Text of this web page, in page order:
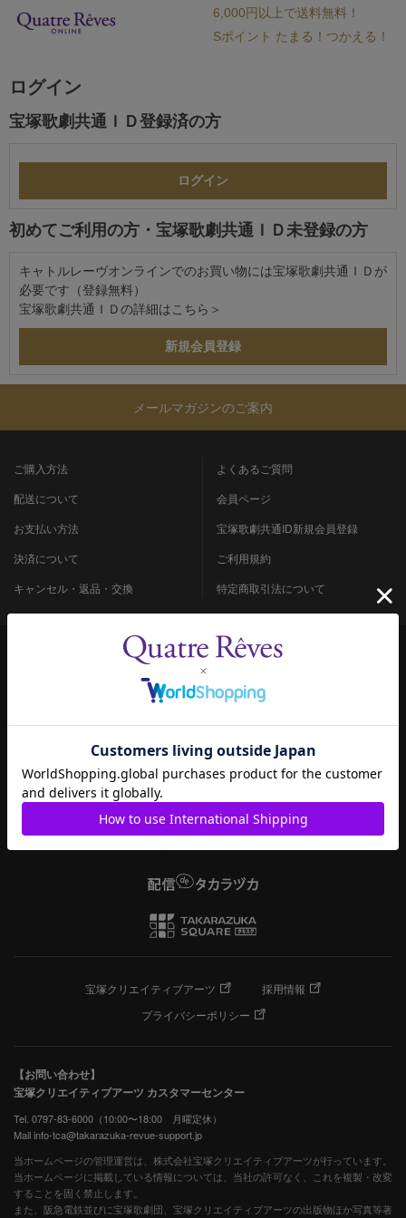
6,000円以上で送料無料！
Sポイント たまる！つかえる！
ログイン
宝塚歌劇共通ＩＤ登録済の方
初めてご利用の方・宝塚歌劇共通ＩＤ未登録の方
キャトルレーヴオンラインでのお買い物には宝塚歌劇共通ＩＤが
必要です（登録無料）
宝塚歌劇共通ＩＤの詳細は こちら＞
メールマガジンのご案内
ご購入方法
配送について
お支払い方法
決済について
キャンセル・返品・交換
よくあるご質問
会員ページ
宝塚歌劇共通ID新規会員登録
ご利用規約
特定商取引法について
宝塚クリエイティブアーツ
採用情報
プライバシーポリシー
【お問い合わせ】
宝塚クリエイティブアーツ カスタマーセンター
Tel. 0797-83-6000（10:00〜18:00 月曜定休）
Mail info-tca@takarazuka-revue-support.jp
当ホームページの管理運営は、株式会社宝塚クリエイティブアーツが行っています。
当ホームページに掲載している情報については、当社の許可なく、これを複製・改変
することを固く禁止します。
また、阪急電鉄並びに宝塚歌劇団、宝塚クリエイティブアーツの出版物ほか写真等著